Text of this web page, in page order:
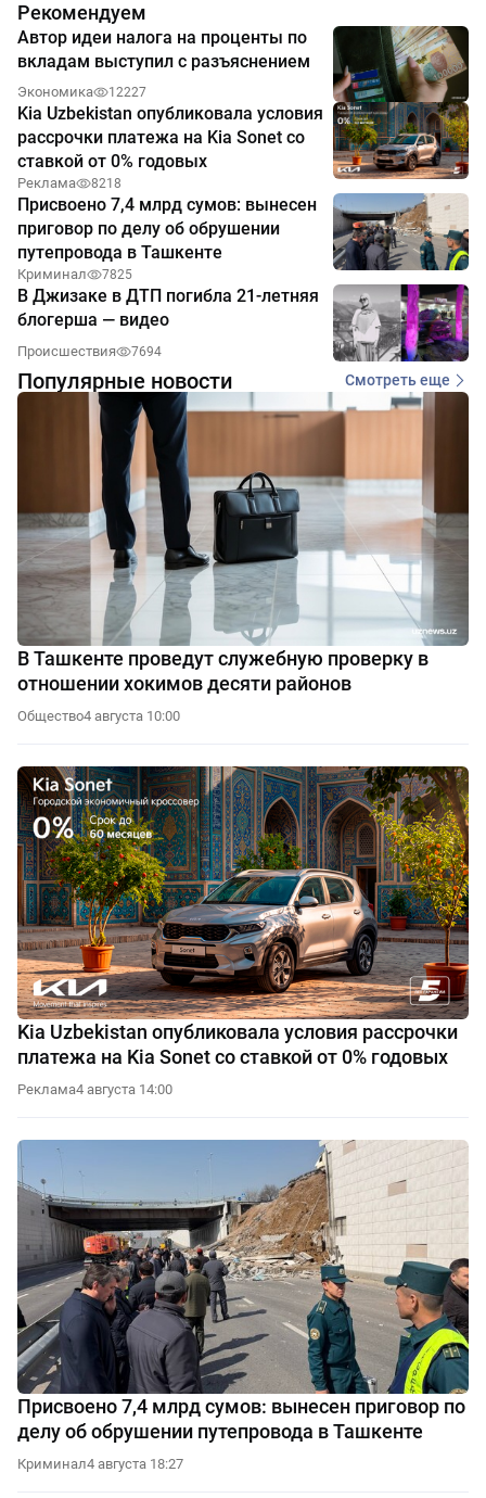
Рекомендуем
Автор идеи налога на проценты по
вкладам выступил с разъяснением
Экономика 12227
Kia Uzbekistan опубликовала условия
рассрочки платежа на Kia Sonet со
ставкой от 0% годовых
Реклама 8218
Присвоено 7,4 млрд сумов: вынесен
приговор по делу об обрушении
путепровода в Ташкенте
Криминал 7825
В Джизаке в ДТП погибла 21-летняя
блогерша — видео
Происшествия 7694
Популярные новости Смотреть еще
В Ташкенте проведут служебную проверку в
отношении хокимов десяти районов
Общество4 августа 10:00
Kia Uzbekistan опубликовала условия рассрочки
платежа на Kia Sonet со ставкой от 0% годовых
Реклама4 августа 14:00
Присвоено 7,4 млрд сумов: вынесен приговор по
делу об обрушении путепровода в Ташкенте
Криминал4 августа 18:27